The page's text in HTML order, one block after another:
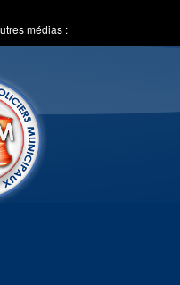
médias :